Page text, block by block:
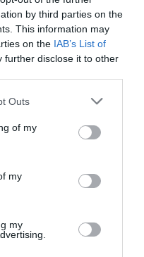
by third parties on the
This information may
on the IAB’s List of
further disclose it to other
Outs
of my
my
my